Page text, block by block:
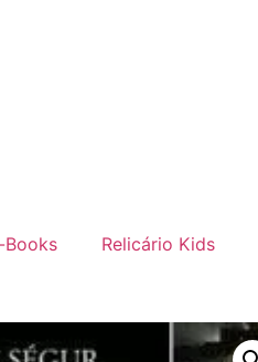
Books Relicário Kids